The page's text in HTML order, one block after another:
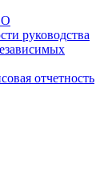
руководства
отчетность